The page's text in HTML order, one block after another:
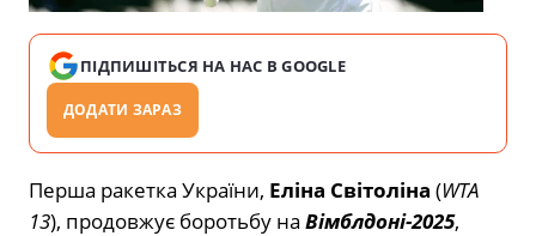
ПІДПИШІТЬСЯ НА НАС В GOOGLE
ДОДАТИ ЗАРАЗ
Перша ракетка України, Еліна Світоліна (WTA
13), продовжує боротьбу на Вімблдоні-2025,